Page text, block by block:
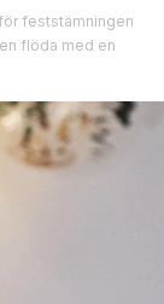
feststämningen
flöda med en